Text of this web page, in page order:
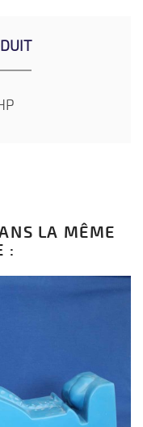
LA MÊME
: